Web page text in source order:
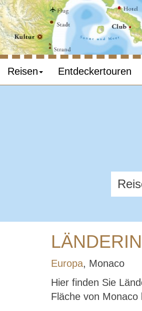
Reisen Entdeckertouren
Europa, Monaco
Hier finden Sie
Fläche von